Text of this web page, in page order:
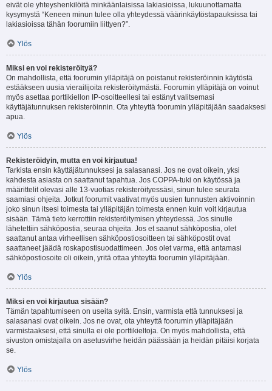
eivät ole yhteyshenkilöitä minkäänlaisissa lakiasioissa, lukuunottamatta
kysymystä “Keneen minun tulee olla yhteydessä väärinkäytöstapauksissa tai
lakiasioissa tähän foorumiin liittyen?”.
Ylös
Miksi en voi rekisteröityä?
On mahdollista, että foorumin ylläpitäjä on poistanut rekisteröinnin käytöstä
estääkseen uusia vierailijoita rekisteröitymästä. Foorumin ylläpitäjä on voinut
myös asettaa porttikiellon IP-osoitteellesi tai estänyt valitsemasi
käyttäjätunnuksen rekisteröinnin. Ota yhteyttä foorumin ylläpitäjään saadaksesi
apua.
Ylös
Rekisteröidyin, mutta en voi kirjautua!
Tarkista ensin käyttäjätunnuksesi ja salasanasi. Jos ne ovat oikein, yksi
kahdesta asiasta on saattanut tapahtua. Jos COPPA-tuki on käytössä ja
määrittelit olevasi alle 13-vuotias rekisteröityessäsi, sinun tulee seurata
saamiasi ohjeita. Jotkut foorumit vaativat myös uusien tunnusten aktivoinnin
joko sinun itsesi toimesta tai ylläpitäjän toimesta ennen kuin voit kirjautua
sisään. Tämä tieto kerrottiin rekisteröitymisen yhteydessä. Jos sinulle
lähetettiin sähköpostia, seuraa ohjeita. Jos et saanut sähköpostia, olet
saattanut antaa virheellisen sähköpostiosoitteen tai sähköpostit ovat
saattaneet jäädä roskapostisuodattimeen. Jos olet varma, että antamasi
sähköpostiosoite oli oikein, yritä ottaa yhteyttä foorumin ylläpitäjään.
Ylös
Miksi en voi kirjautua sisään?
Tämän tapahtumiseen on useita syitä. Ensin, varmista että tunnuksesi ja
salasanasi ovat oikein. Jos ne ovat, ota yhteyttä foorumin ylläpitäjään
varmistaaksesi, että sinulla ei ole porttikieltoja. On myös mahdollista, että
sivuston omistajalla on asetusvirhe heidän päässään ja heidän pitäisi korjata
se.
Ylös